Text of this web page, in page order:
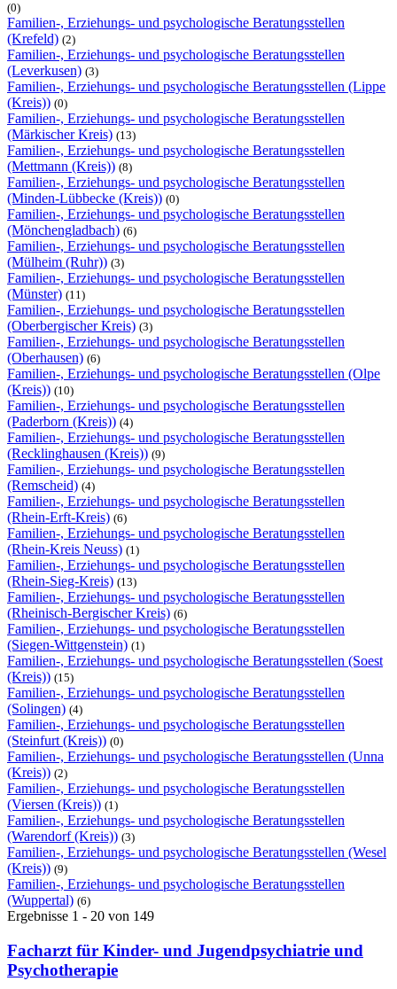
(0)
Familien-, Erziehungs- und psychologische Beratungsstellen
(Krefeld) (2)
Familien-, Erziehungs- und psychologische Beratungsstellen
(Leverkusen) (3)
Familien-, Erziehungs- und psychologische Beratungsstellen (Lippe
(Kreis)) (0)
Familien-, Erziehungs- und psychologische Beratungsstellen
(Märkischer Kreis) (13)
Familien-, Erziehungs- und psychologische Beratungsstellen
(Mettmann (Kreis)) (8)
Familien-, Erziehungs- und psychologische Beratungsstellen
(Minden-Lübbecke (Kreis)) (0)
Familien-, Erziehungs- und psychologische Beratungsstellen
(Mönchengladbach) (6)
Familien-, Erziehungs- und psychologische Beratungsstellen
(Mülheim (Ruhr)) (3)
Familien-, Erziehungs- und psychologische Beratungsstellen
(Münster) (11)
Familien-, Erziehungs- und psychologische Beratungsstellen
(Oberbergischer Kreis) (3)
Familien-, Erziehungs- und psychologische Beratungsstellen
(Oberhausen) (6)
Familien-, Erziehungs- und psychologische Beratungsstellen (Olpe
(Kreis)) (10)
Familien-, Erziehungs- und psychologische Beratungsstellen
(Paderborn (Kreis)) (4)
Familien-, Erziehungs- und psychologische Beratungsstellen
(Recklinghausen (Kreis)) (9)
Familien-, Erziehungs- und psychologische Beratungsstellen
(Remscheid) (4)
Familien-, Erziehungs- und psychologische Beratungsstellen
(Rhein-Erft-Kreis) (6)
Familien-, Erziehungs- und psychologische Beratungsstellen
(Rhein-Kreis Neuss) (1)
Familien-, Erziehungs- und psychologische Beratungsstellen
(Rhein-Sieg-Kreis) (13)
Familien-, Erziehungs- und psychologische Beratungsstellen
(Rheinisch-Bergischer Kreis) (6)
Familien-, Erziehungs- und psychologische Beratungsstellen
(Siegen-Wittgenstein) (1)
Familien-, Erziehungs- und psychologische Beratungsstellen (Soest
(Kreis)) (15)
Familien-, Erziehungs- und psychologische Beratungsstellen
(Solingen) (4)
Familien-, Erziehungs- und psychologische Beratungsstellen
(Steinfurt (Kreis)) (0)
Familien-, Erziehungs- und psychologische Beratungsstellen (Unna
(Kreis)) (2)
Familien-, Erziehungs- und psychologische Beratungsstellen
(Viersen (Kreis)) (1)
Familien-, Erziehungs- und psychologische Beratungsstellen
(Warendorf (Kreis)) (3)
Familien-, Erziehungs- und psychologische Beratungsstellen (Wesel
(Kreis)) (9)
Familien-, Erziehungs- und psychologische Beratungsstellen
(Wuppertal) (6)
Ergebnisse 1 - 20 von 149
Facharzt für Kinder- und Jugendpsychiatrie und
Psychotherapie